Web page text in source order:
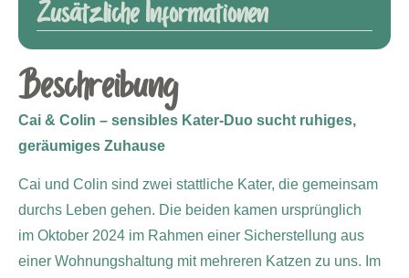
Zusätzliche Informationen
Beschreibung
Cai & Colin – sensibles Kater-Duo sucht ruhiges,
geräumiges Zuhause
Cai und Colin sind zwei stattliche Kater, die gemeinsam
durchs Leben gehen. Die beiden kamen ursprünglich
im Oktober 2024 im Rahmen einer Sicherstellung aus
einer Wohnungshaltung mit mehreren Katzen zu uns. Im